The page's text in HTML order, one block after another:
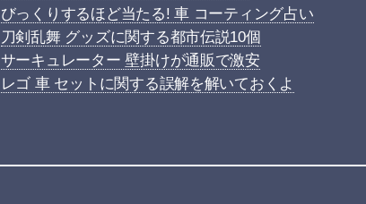
びっくりするほど当たる! 車 コーティング占い
刀剣乱舞 グッズに関する都市伝説10個
サーキュレーター 壁掛けが通販で激安
レゴ 車 セットに関する誤解を解いておくよ